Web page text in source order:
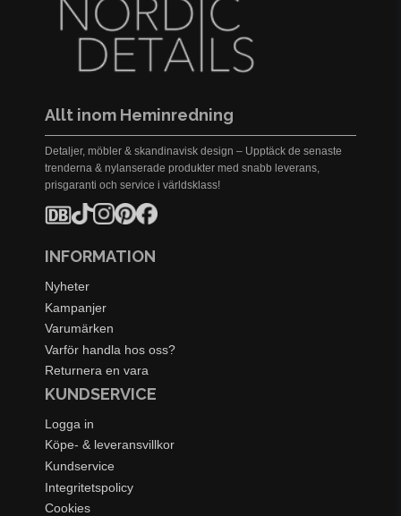
Allt inom Heminredning
Detaljer, möbler & skandinavisk design – Upptäck de senaste
trenderna & nylanserade produkter med snabb leverans,
prisgaranti och service i världsklass!
INFORMATION
Nyheter
Kampanjer
Varumärken
Varför handla hos oss?
Returnera en vara
KUNDSERVICE
Logga in
Köpe- & leveransvillkor
Kundservice
Integritetspolicy
Cookies